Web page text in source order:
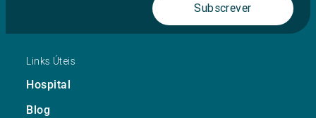
Subscrever
Links Úteis
Hospital
Blog